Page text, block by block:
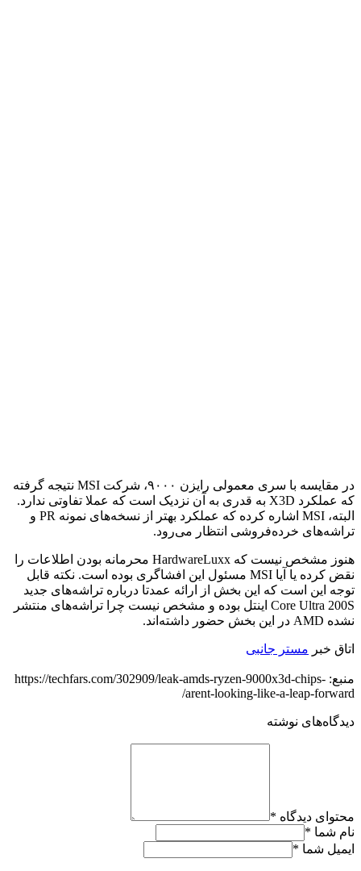
در مقایسه با سری معمولی رایزن ۹۰۰۰، شرکت MSI نتیجه گرفته
که عملکرد X3D به قدری به آن نزدیک است که عملا تفاوتی ندارد.
البته، MSI اشاره کرده که عملکرد بهتر از نسخه‌های نمونه PR و
تراشه‌های خرده‌فروشی انتظار می‌رود.
هنوز مشخص نیست که HardwareLuxx محرمانه‌ بودن اطلاعات را
نقض کرده یا آیا MSI مسئول این افشاگری بوده است. نکته قابل
توجه این است که این بخش از ارائه عمدتا درباره تراشه‌های جدید
Core Ultra 200S اینتل بوده و مشخص نیست چرا تراشه‌های منتشر
نشده AMD در این بخش حضور داشته‌اند.
اتاق خبر مستر جانبی
منبع: https://techfars.com/302909/leak-amds-ryzen-9000x3d-chips-
arent-looking-like-a-leap-forward/
دیدگاه‌های نوشته
محتوای دیدگاه *
نام شما *
ایمیل شما *